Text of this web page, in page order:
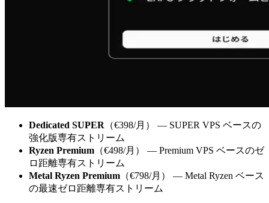
Dedicated SUPER （€398/月） — SUPER VPS ベースの
強化版専有ストリーム
Ryzen Premium （€498/月） — Premium VPS ベースのゼ
ロ距離専有ストリーム
Metal Ryzen Premium （€798/月） — Metal Ryzen ベース
の最速ゼロ距離専有ストリーム